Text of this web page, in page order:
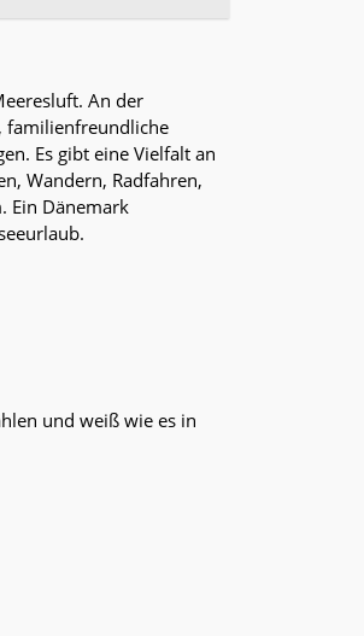
An der
familienfreundliche
Es gibt eine Vielfalt an
Wandern, Radfahren,
Ein Dänemark
und weiß wie es in